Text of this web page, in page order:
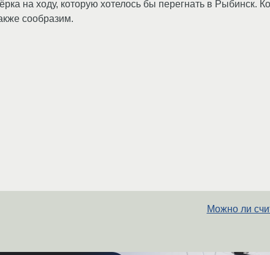
на ходу, которую хотелось бы перегнать в Рыбинск.
сообразим.
Можно ли